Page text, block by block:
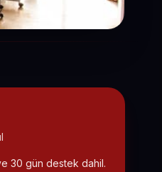
30 gün destek dahil.